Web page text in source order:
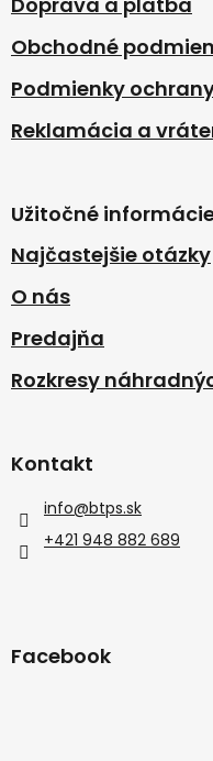
e
Obchodné
Podmienky
Reklamácia a
Užitočné
Najčastejšie otázky
O nás
Predajňa
Rozkresy
Kontakt
info@btps.sk
+421 948 882 689
Facebook